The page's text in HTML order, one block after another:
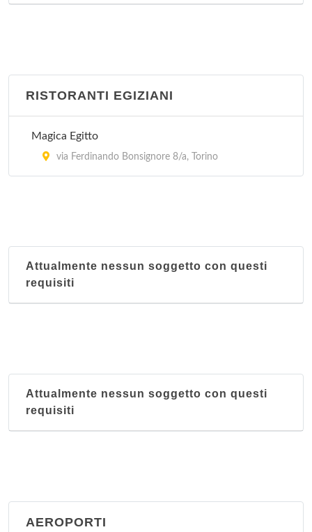
RISTORANTI EGIZIANI
Magica Egitto
via Ferdinando Bonsignore 8/a, Torino
Attualmente nessun soggetto con questi
requisiti
Attualmente nessun soggetto con questi
requisiti
AEROPORTI